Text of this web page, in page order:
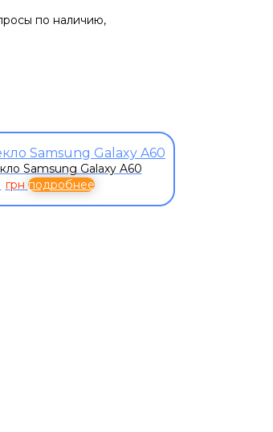
по наличию,
Samsung Galaxy A60
грн подробнее